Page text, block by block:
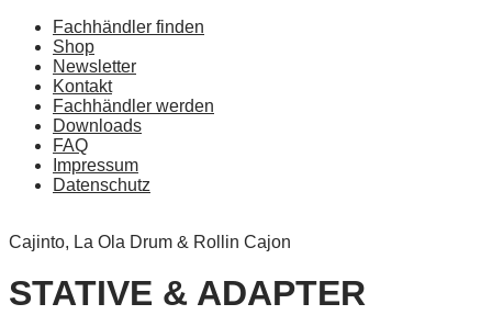
Fachhändler finden
Shop
Newsletter
Kontakt
Fachhändler werden
Downloads
FAQ
Impressum
Datenschutz
Cajinto, La Ola Drum & Rollin Cajon
STATIVE & ADAPTER